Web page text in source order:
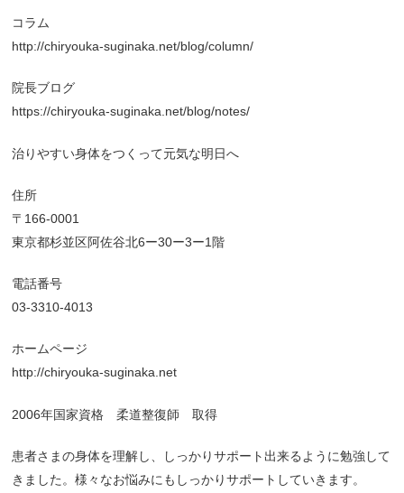
コラム
http://chiryouka-suginaka.net/blog/column/
院長ブログ
https://chiryouka-suginaka.net/blog/notes/
治りやすい身体をつくって元気な明日へ
住所
〒166-0001
東京都杉並区阿佐谷北6ー30ー3ー1階
電話番号
03-3310-4013
ホームページ
http://chiryouka-suginaka.net
2006年国家資格 柔道整復師 取得
患者さまの身体を理解し、しっかりサポート出来るように勉強して
きました。様々なお悩みにもしっかりサポートしていきます。